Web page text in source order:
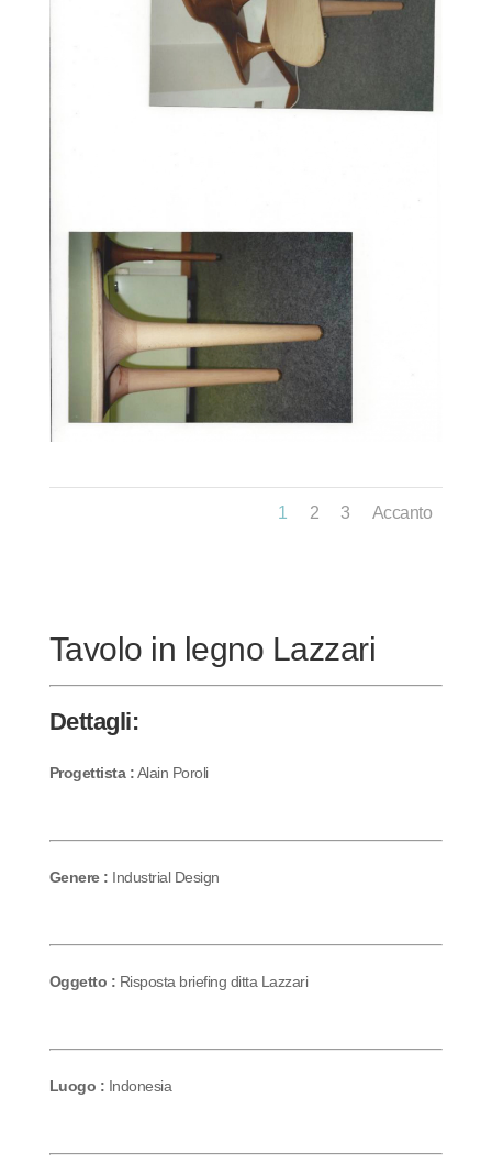
1 2 3 Accanto
Tavolo in legno Lazzari
Dettagli:
Progettista :Alain Poroli
Genere : Industrial Design
Oggetto : Risposta briefing ditta Lazzari
Luogo : Indonesia